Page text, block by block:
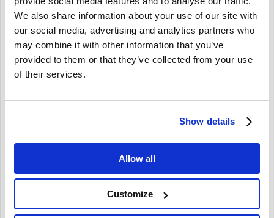
We also share information about your use of our site with
our social media, advertising and analytics partners who
may combine it with other information that you’ve
provided to them or that they’ve collected from your use
of their services.
Show details
Allow all
Customize
T6 8692072
V50 B5244 z/turbo
C30 S40 (04-) V50
€72,00